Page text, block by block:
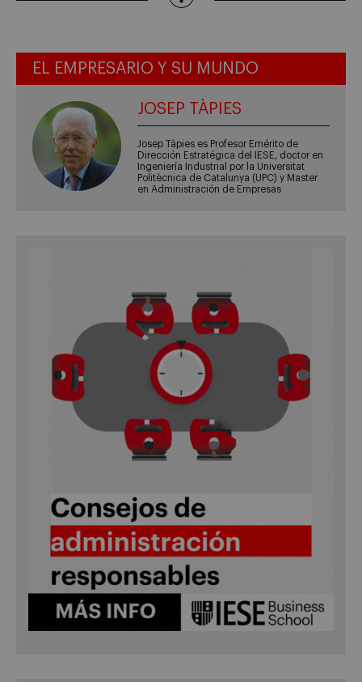
EL EMPRESARIO Y SU MUNDO
JOSEP TÀPIES
Josep Tàpies es Profesor Emérito de
Dirección Estratégica del IESE, doctor en
Ingeniería Industrial por la Universitat
Politècnica de Catalunya (UPC) y Master
en Administración de Empresas